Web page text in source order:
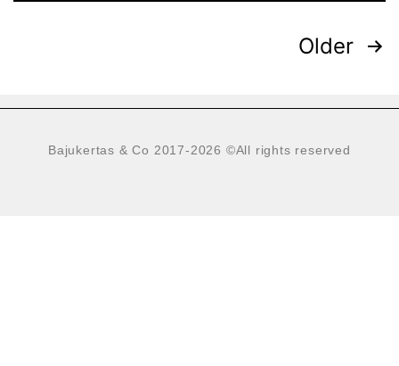
Older
Bajukertas & Co 2017-2026 ©All rights reserved